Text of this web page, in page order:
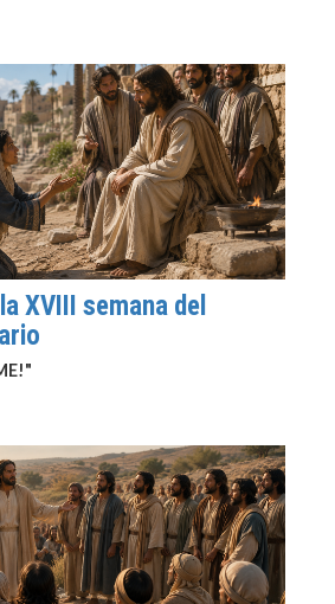
XVIII semana del